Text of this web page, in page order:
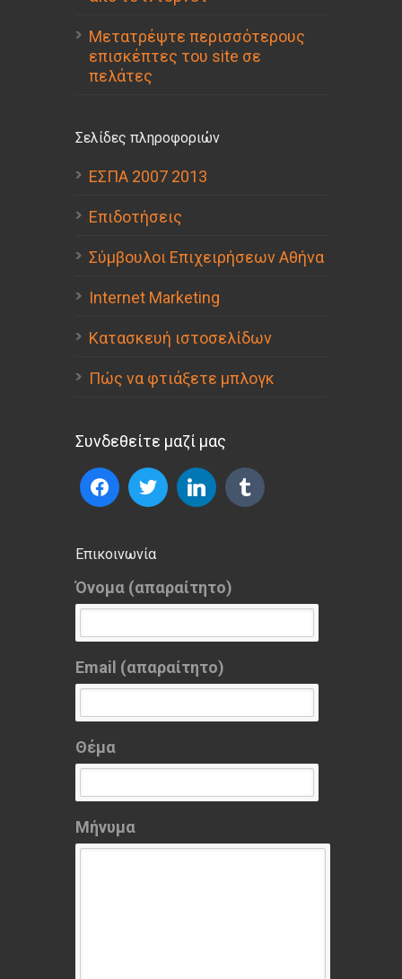
Μετατρέψτε περισσότερους
επισκέπτες του site σε
πελάτες
Σελίδες πληροφοριών
ΕΣΠΑ 2007 2013
Επιδοτήσεις
Σύμβουλοι Επιχειρήσεων Αθήνα
Internet Marketing
Κατασκευή ιστοσελίδων
Πώς να φτιάξετε μπλογκ
Συνδεθείτε μαζί μας
Επικοινωνία
Όνομα (απαραίτητο)
Email (απαραίτητο)
Θέμα
Μήνυμα